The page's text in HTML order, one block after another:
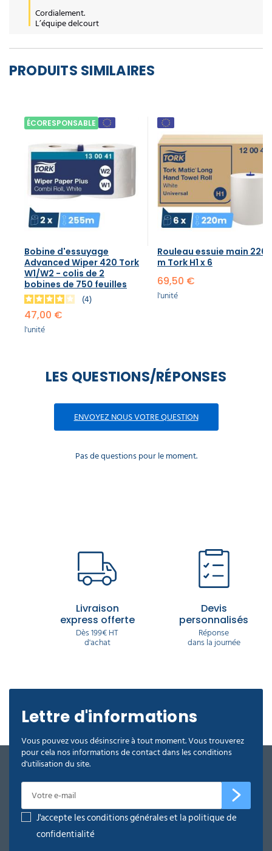
PRODUITS SIMILAIRES
ÉCORESPONSABLE
Bobine d'essuyage
Advanced Wiper 420 Tork
W1/W2 - colis de 2
bobines de 750 feuilles
4
47,00 €
l'unité
Rouleau essuie main 220
m Tork H1 x 6
69,50 €
l'unité
LES QUESTIONS/RÉPONSES
ENVOYEZ NOUS VOTRE QUESTION
Pas de questions pour le moment.
Cordialement.
L’équipe delcourt
Livraison
express offerte
Dès 199€ HT
d'achat
Devis
personnalisés
Réponse
dans la journée
Lettre d'informations
Vous pouvez vous désinscrire à tout moment. Vous trouverez
pour cela nos informations de contact dans les conditions
d'utilisation du site.
J'accepte les conditions générales et la politique de
confidentialité